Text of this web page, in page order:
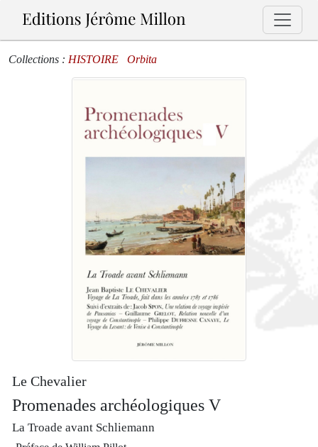
Collections : HISTOIRE Orbita
Le Chevalier
Promenades archéologiques V
La Troade avant Schliemann